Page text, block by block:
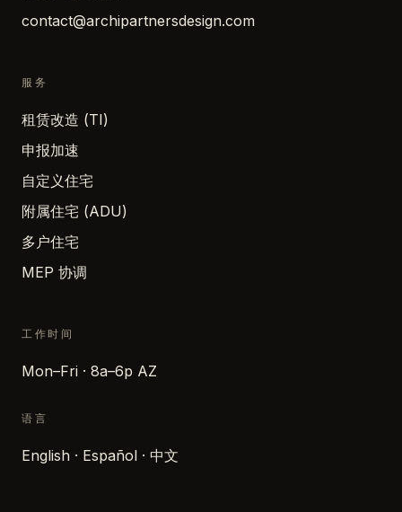
contact@archipartnersdesign.com
服务
租赁改造 (TI)
申报加速
自定义住宅
附属住宅 (ADU)
多户住宅
MEP 协调
工作时间
Mon–Fri · 8a–6p AZ
语言
English · Español · 中文